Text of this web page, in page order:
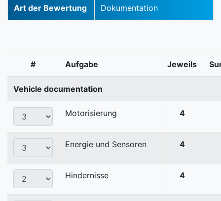
Art der Bewertung Dokumentation
# Aufgabe Jeweils
Vehicle documentation
Motorisierung 4
Energie und Sensoren 4
Hindernisse 4